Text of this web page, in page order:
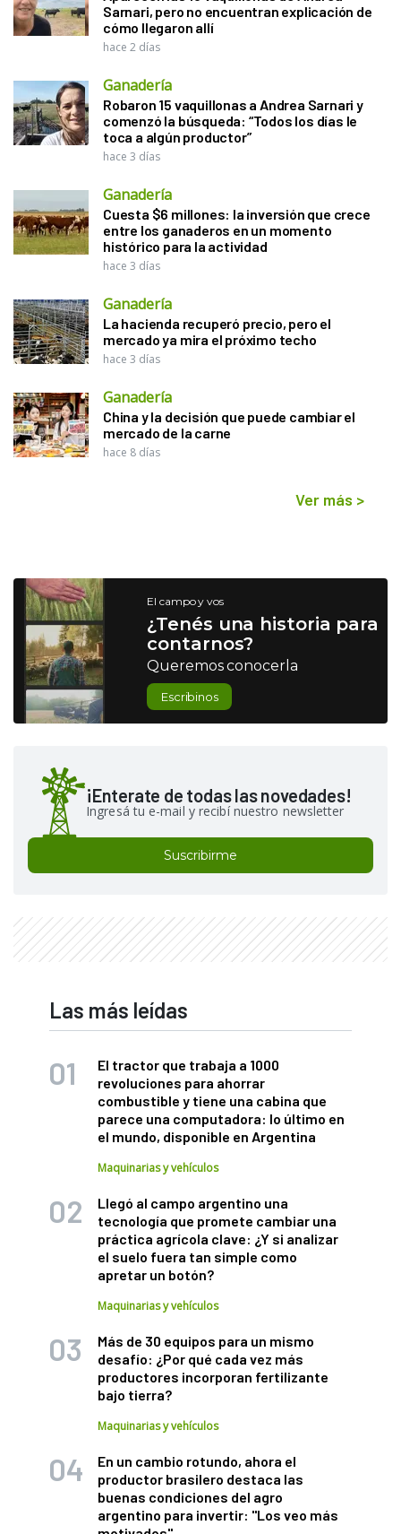
Sarnari, pero no encuentran explicación de
cómo llegaron allí
hace 2 días
Ganadería
Robaron 15 vaquillonas a Andrea Sarnari y
comenzó la búsqueda: “Todos los días le
toca a algún productor”
hace 3 días
Ganadería
Cuesta $6 millones: la inversión que crece
entre los ganaderos en un momento
histórico para la actividad
hace 3 días
Ganadería
La hacienda recuperó precio, pero el
mercado ya mira el próximo techo
hace 3 días
Ganadería
China y la decisión que puede cambiar el
mercado de la carne
hace 8 días
Ver más >
El campo y vos
¿Tenés una historia para
contarnos?
Queremos conocerla
Escribinos
¡Enterate de todas las novedades!
Ingresá tu e-mail y recibí nuestro newsletter
Suscribirme
Las más leídas
El tractor que trabaja a 1000
revoluciones para ahorrar
combustible y tiene una cabina que
parece una computadora: lo último en
el mundo, disponible en Argentina
Maquinarias y vehículos
Llegó al campo argentino una
tecnología que promete cambiar una
práctica agrícola clave: ¿Y si analizar
el suelo fuera tan simple como
apretar un botón?
Maquinarias y vehículos
Más de 30 equipos para un mismo
desafío: ¿Por qué cada vez más
productores incorporan fertilizante
bajo tierra?
Maquinarias y vehículos
En un cambio rotundo, ahora el
productor brasilero destaca las
buenas condiciones del agro
argentino para invertir: "Los veo más